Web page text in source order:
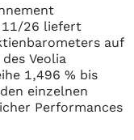
11/26 liefert
auf
Veolia
1,496 % bis
einzelnen
Performances